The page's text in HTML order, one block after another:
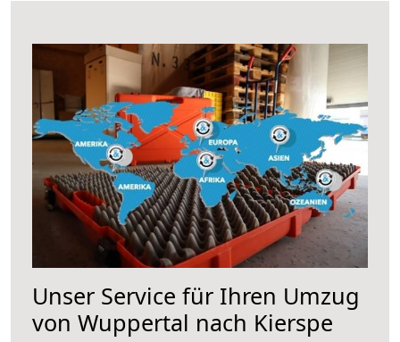
Unser Service für Ihren Umzug
von Wuppertal nach Kierspe